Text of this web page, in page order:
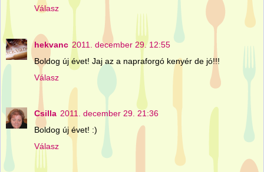
Válasz
hekvanc 2011. december 29. 12:55
Boldog új évet! Jaj az a napraforgó kenyér de jó!!!
Válasz
Csilla 2011. december 29. 21:36
Boldog új évet! :)
Válasz